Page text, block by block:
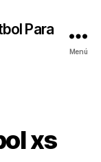
Para
Menú
xs